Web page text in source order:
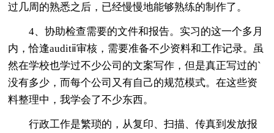
过几周的熟悉之后，已经慢慢地能够熟练的制作了。
4、协助检查需要的文件和报告。实习的这一个多月
内，恰逢auditⅱ审核，需要准备不少资料和工作记录。虽
然在学校也学过不少公司的文案写作，但是真正写过的`
没有多少，而每个公司又有自己的规范模式。在这些资
料整理中，我学会了不少东西。
行政工作是繁琐的，从复印、扫描、传真到发放报